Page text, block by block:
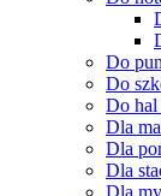
Do
Do
Do hal
Dla
Dla
Dla
Dla